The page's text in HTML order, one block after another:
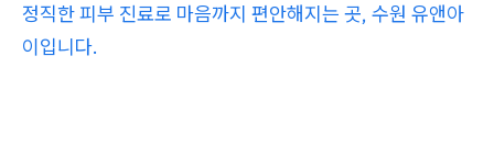
정직한 피부 진료로 마음까지 편안해지는 곳, 수원 유앤아
이입니다.